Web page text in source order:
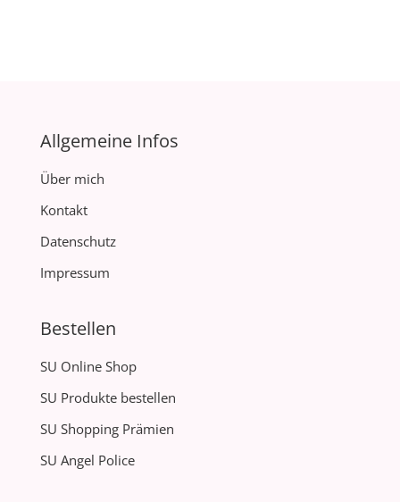
Allgemeine Infos
Über mich
Kontakt
Datenschutz
Impressum
Bestellen
SU Online Shop
SU Produkte bestellen
SU Shopping Prämien
SU Angel Police